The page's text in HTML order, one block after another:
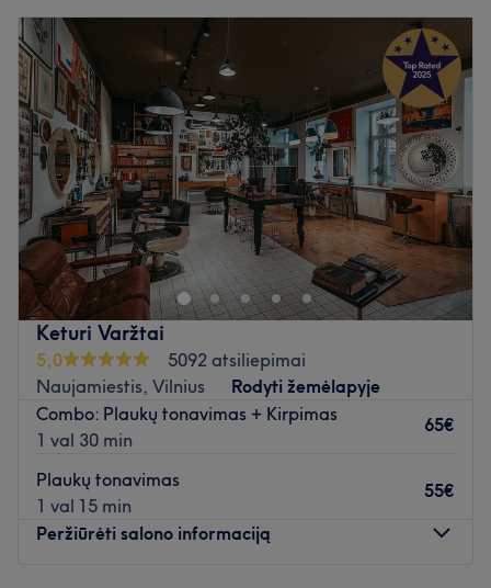
Antradienis
20:00
Trečiadienis
20:00
Ketvirtadienis
08:00 –20:00
Penktadienis
08:00–20:00
Šeštadienis
08:00–20:00
Sekmadienis
08:00 –17:00
Visos grožio paslaugos po vienų stogų! Esame įsikūrė
strategiškai patogioje miesto vietoje. Mus rasite
Čiurlionio g. 19, Vilnius.
Lauksime jūsų atvykstant!
Atidaryti salono profilį
Keturi Varžtai
5,0
5092 atsiliepimai
Naujamiestis, Vilnius
Rodyti žemėlapyje
Combo: Plaukų tonavimas + Kirpimas
1 val 30 min
65€
Plaukų tonavimas
1 val 15 min
55€
Peržiūrėti salono informaciją